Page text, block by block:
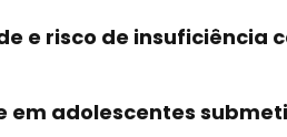
e risco de insuficiência
em adolescentes